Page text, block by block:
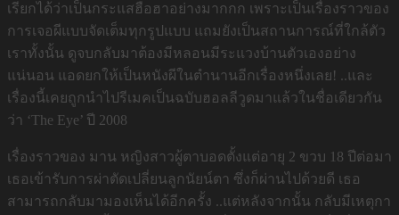
เรียกได้ว่าเป็นกระแสฮือฮาอย่างมากกก เพราะเป็นเรื่องราวของ
การเจอผีแบบจัดเต็มทุกรูปแบบ แถมยังเป็นสถานการณ์ที่ใกล้ตัว
เราทั้งนั้น ดูจบกลับมาต้องมีหลอนมีระแวงบ้านตัวเองอย่าง
แน่นอน แอดยกให้เป็นหนังผีในตำนานอีกเรื่องหนึ่งเลย! ..และ
เรื่องนี้เคยถูกนำไปรีเมคเป็นฉบับฮอลลีวูดมาแล้วในชื่อเดียวกัน
ว่า ‘The Eye’ ปี 2008
เรื่องราวของ มาน หญิงสาวผู้ตาบอดตั้งแต่อายุ 2 ขวบ 18 ปีต่อมา
เธอเข้ารับการผ่าตัดเปลี่ยนลูกนัยน์ตา ซึ่งก็ผ่านไปด้วยดี เธอ
สามารถกลับมามองเห็นได้อีกครั้ง ..แต่หลังจากนั้น กลับมีเหตุกา